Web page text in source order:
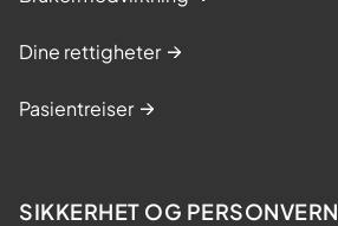
Dine rettigheter
Pasientreiser
SIKKERHET OG PERSONVERN